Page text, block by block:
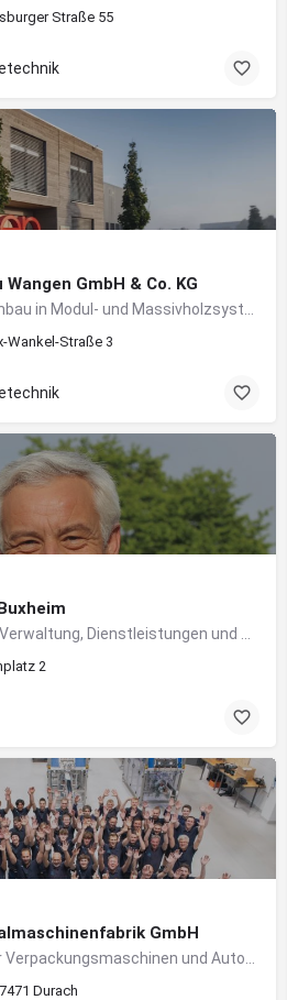
Straße 55
GmbH & Co. KG
Wankel-Straße 3
2
GmbH
Durach